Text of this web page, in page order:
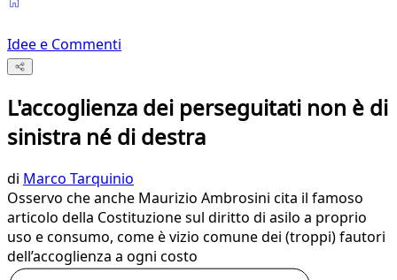
Idee e Commenti
L'accoglienza dei perseguitati non è di
sinistra né di destra
di Marco Tarquinio
Osservo che anche Maurizio Ambrosini cita il famoso
articolo della Costituzione sul diritto di asilo a proprio
uso e consumo, come è vizio comune dei (troppi) fautori
dell’accoglienza a ogni costo